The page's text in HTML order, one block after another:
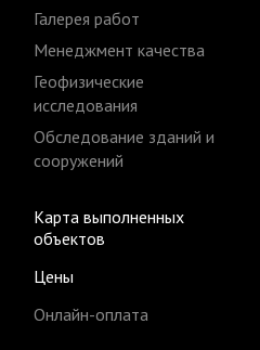
Галерея работ
Менеджмент качества
Геофизические
исследования
Обследование зданий и
сооружений
Карта выполненных
объектов
Цены
Онлайн-оплата